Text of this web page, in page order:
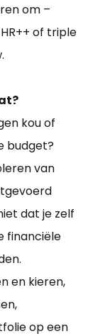
om –
of triple
kou of
budget?
van
dat je zelf
financiële
en kieren,
op een